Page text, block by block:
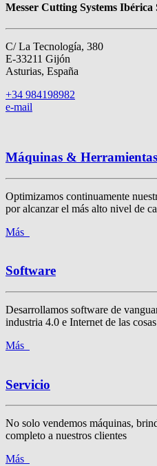
Messer Cutting Systems Ibérica
C/ La Tecnología, 380
E-33211 Gijón
Asturias, España
+34 984198982
e-mail
Máquinas & Herramientas
Optimizamos continuamente
por alcanzar el más alto nivel de
Más
Software
Desarrollamos software de
industria 4.0 e Internet de las
Más
Servicio
No solo vendemos máquinas,
completo a nuestros clientes
Más